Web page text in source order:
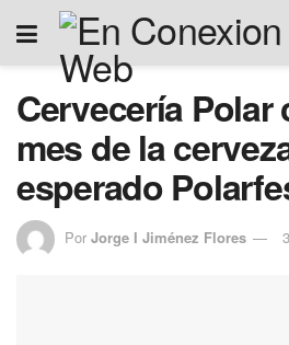
Cervecería Polar
mes de la
esperado
Por Jorge I Jiménez Flores